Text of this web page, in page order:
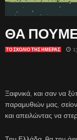
ΘΑ
ΤΟ ΣΧΌΛΙΟ ΤΗΣ ΗΜΈΡΑΣ
Ξαφνικά, και σαν να
παραμυθιών μας,
και απειλώντας να